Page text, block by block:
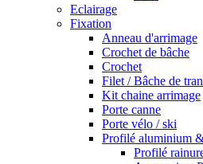
Eclairage
Fixation
Anneau d'arrimage
Crochet de bâche
Crochet
Filet / Bâche de
Kit chaine arrimage
Porte canne
Porte vélo / ski
Profilé aluminium
Profilé